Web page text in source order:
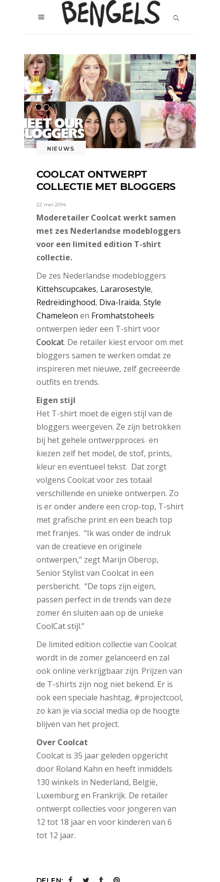
NIEUWS
COOLCAT ONTWERPT
COLLECTIE MET BLOGGERS
22 mei 2014
Moderetailer Coolcat werkt samen
met zes Nederlandse modebloggers
voor een limited edition T-shirt
collectie.
De zes Nederlandse modebloggers
Kittehscupcakes, Lararosestyle,
Redreidinghood, Diva-Iraida, Style
Chameleon en Fromhatstoheels
ontwerpen ieder een T-shirt voor
Coolcat. De retailer kiest ervoor om met
bloggers samen te werken omdat ze
inspireren met nieuwe, zelf gecreëerde
outfits en trends.
Eigen stijl
Het T-shirt moet de eigen stijl van de
bloggers weergeven. Ze zijn betrokken
bij het gehele ontwerpproces en
kiezen zelf het model, de stof, prints,
kleur en eventueel tekst. Dat zorgt
volgens Coolcat voor zes totaal
verschillende en unieke ontwerpen. Zo
is er onder andere een crop-top, T-shirt
met grafische print en een beach top
met franjes. “Ik was onder de indruk
van de creatieve en originele
ontwerpen,” zegt Marijn Oberop,
Senior Stylist van Coolcat in een
persbericht. “De tops zijn eigen,
passen perfect in de trends van deze
zomer én sluiten aan op de unieke
CoolCat stijl.”
De limited edition collectie van Coolcat
wordt in de zomer gelanceerd en zal
ook online verkrijgbaar zijn. Prijzen van
de T-shirts zijn nog niet bekend. Er is
ook een speciale hashtag, #projectcool,
zo kan je via social media op de hoogte
blijven van het project.
Over Coolcat
Coolcat is 35 jaar geleden opgericht
door Roland Kahn en heeft inmiddels
130 winkels in Nederland, België,
Luxemburg en Frankrijk. De retailer
ontwerpt collecties voor jongeren van
12 tot 18 jaar en voor kinderen van 6
tot 12 jaar.